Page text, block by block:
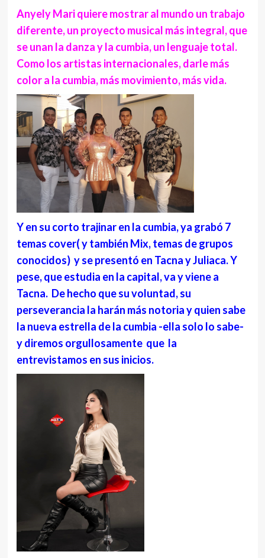
Anyely Mari quiere mostrar al mundo un trabajo
diferente, un proyecto musical más integral, que
se unan la danza y la cumbia, un lenguaje total.
Como los artistas internacionales, darle más
color a la cumbia, más movimiento, más vida.
Y en su corto trajinar en la cumbia, ya grabó 7
temas cover( y también Mix, temas de grupos
conocidos) y se presentó en Tacna y Juliaca. Y
pese, que estudia en la capital, va y viene a
Tacna. De hecho que su voluntad, su
perseverancia la harán más notoria y quien sabe
la nueva estrella de la cumbia -ella solo lo sabe-
y diremos orgullosamente que la
entrevistamos en sus inicios.